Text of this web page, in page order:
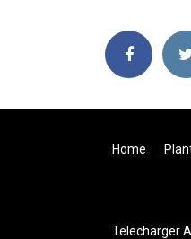
Home
Telecharger